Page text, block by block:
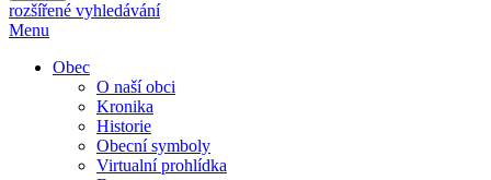
rozšířené vyhledávání
Menu
Obec
O naší obci
Kronika
Historie
Obecní symboly
Virtualní prohlídka